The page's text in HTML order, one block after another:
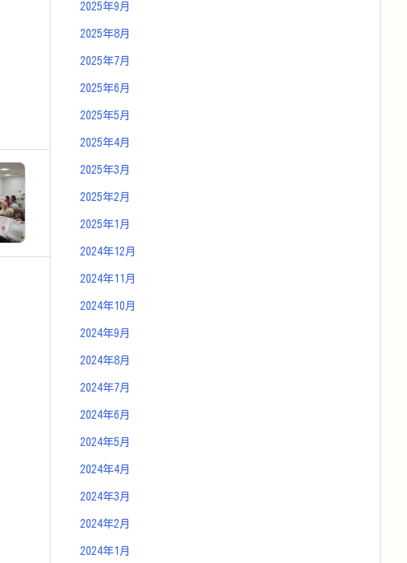
2025年9月
2025年8月
2025年7月
2025年6月
2025年5月
2025年4月
2025年3月
2025年2月
2025年1月
2024年12月
2024年11月
2024年10月
2024年9月
2024年8月
2024年7月
2024年6月
2024年5月
2024年4月
2024年3月
2024年2月
2024年1月